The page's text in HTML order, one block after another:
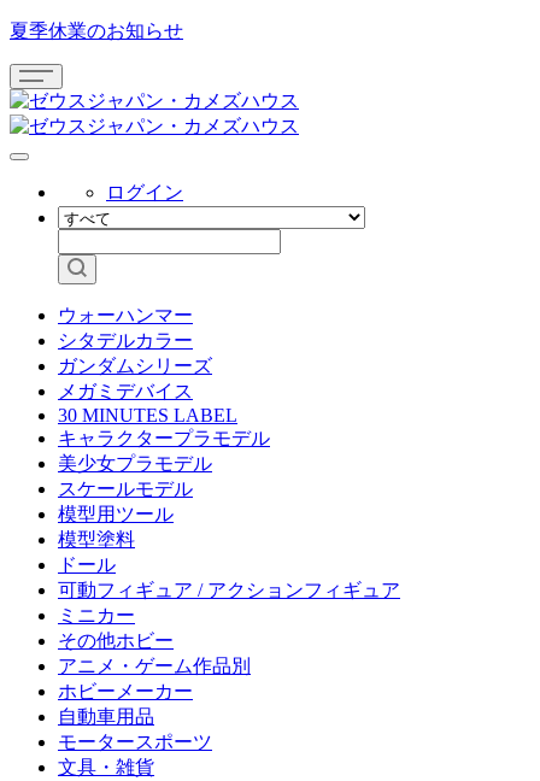
夏季休業のお知らせ
ログイン
ウォーハンマー
シタデルカラー
ガンダムシリーズ
メガミデバイス
30 MINUTES LABEL
キャラクタープラモデル
美少女プラモデル
スケールモデル
模型用ツール
模型塗料
ドール
可動フィギュア / アクションフィギュア
ミニカー
その他ホビー
アニメ・ゲーム作品別
ホビーメーカー
自動車用品
モータースポーツ
文具・雑貨